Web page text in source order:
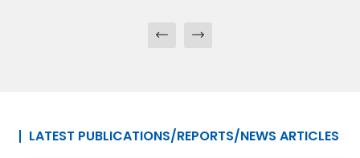
LATEST PUBLICATIONS/REPORTS/NEWS ARTICLES